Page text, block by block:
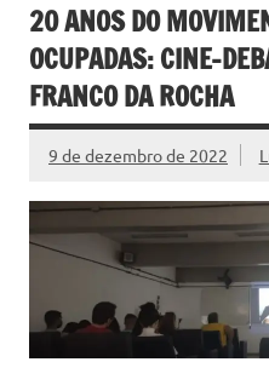
20 ANOS DO
OCUPADAS: CINE-
FRANCO DA ROCHA
9 de dezembro de 2022